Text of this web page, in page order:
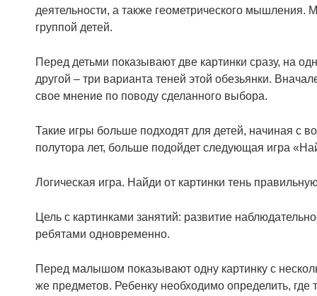
деятельности, а также геометрического мышления.
группой детей.
Перед детьми показывают две картинки сразу, на
другой – три варианта теней этой обезьянки.
свое мнение по поводу сделанного выбора.
Такие игры больше подходят для детей, начиная с
полутора лет, больше подойдет следующая игра
Логическая игра. Найди от картинки тень
Цель с картинками занятий: развитие
ребятами одновременно.
Перед малышом показывают одну картинку с
же предметов. Ребенку необходимо определить, где